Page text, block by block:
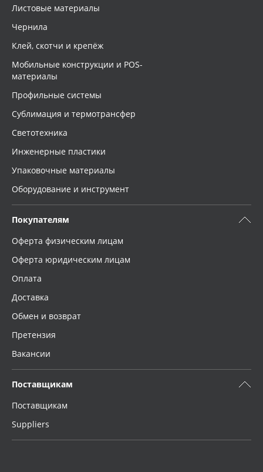
ПЭТ листовой
Баннер
Заготовки для сувениров
Страна происхождения
Производитель
Применить
Листовые материалы
Чернила
Клей, скотчи и крепёж
Мобильные конструкции и POS-
материалы
Профильные системы
Сублимация и термотрансфер
Светотехника
Инженерные пластики
Упаковочные материалы
Оборудование и инструмент
Покупателям
Оферта физическим лицам
Оферта юридическим лицам
Оплата
Доставка
Обмен и возврат
Претензия
Вакансии
Поставщикам
Поставщикам
Suppliers